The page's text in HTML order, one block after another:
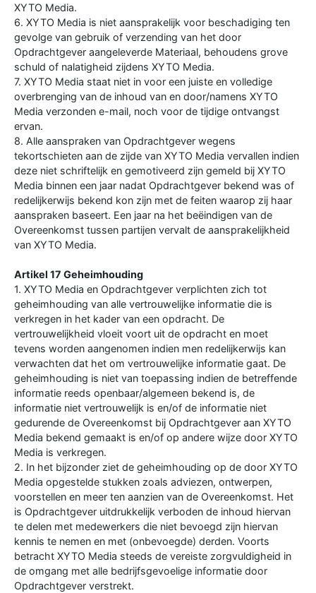
XYTO Media.
6. XYTO Media is niet aansprakelijk voor beschadiging ten
gevolge van gebruik of verzending van het door
Opdrachtgever aangeleverde Materiaal, behoudens grove
schuld of nalatigheid zijdens XYTO Media.
7. XYTO Media staat niet in voor een juiste en volledige
overbrenging van de inhoud van en door/namens XYTO
Media verzonden e-mail, noch voor de tijdige ontvangst
ervan.
8. Alle aanspraken van Opdrachtgever wegens
tekortschieten aan de zijde van XYTO Media vervallen indien
deze niet schriftelijk en gemotiveerd zijn gemeld bij XYTO
Media binnen een jaar nadat Opdrachtgever bekend was of
redelijkerwijs bekend kon zijn met de feiten waarop zij haar
aanspraken baseert. Een jaar na het beëindigen van de
Overeenkomst tussen partijen vervalt de aansprakelijkheid
van XYTO Media.
Artikel 17 Geheimhouding
1. XYTO Media en Opdrachtgever verplichten zich tot
geheimhouding van alle vertrouwelijke informatie die is
verkregen in het kader van een opdracht. De
vertrouwelijkheid vloeit voort uit de opdracht en moet
tevens worden aangenomen indien men redelijkerwijs kan
verwachten dat het om vertrouwelijke informatie gaat. De
geheimhouding is niet van toepassing indien de betreffende
informatie reeds openbaar/algemeen bekend is, de
informatie niet vertrouwelijk is en/of de informatie niet
gedurende de Overeenkomst bij Opdrachtgever aan XYTO
Media bekend gemaakt is en/of op andere wijze door XYTO
Media is verkregen.
2. In het bijzonder ziet de geheimhouding op de door XYTO
Media opgestelde stukken zoals adviezen, ontwerpen,
voorstellen en meer ten aanzien van de Overeenkomst. Het
is Opdrachtgever uitdrukkelijk verboden de inhoud hiervan
te delen met medewerkers die niet bevoegd zijn hiervan
kennis te nemen en met (onbevoegde) derden. Voorts
betracht XYTO Media steeds de vereiste zorgvuldigheid in
de omgang met alle bedrijfsgevoelige informatie door
Opdrachtgever verstrekt.